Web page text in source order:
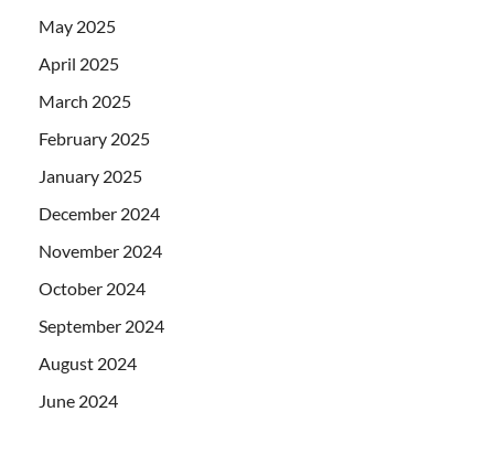
May 2025
April 2025
March 2025
February 2025
January 2025
December 2024
November 2024
October 2024
September 2024
August 2024
June 2024